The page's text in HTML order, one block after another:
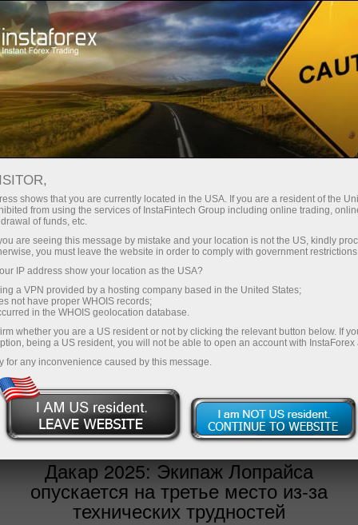
О компании ИнстаСпорт
InstaForex Loprais Team
INSTAFOREX LOPRAIS TEAM
ЖАМОАСИНИНГ
ЯНГИЛИКЛАРИ
очиш
очиш
2025-01-09 14:11:08
Дакар 2025: Экипаж Лопрайса
опускается на третье место из-за
технических трудностей
shows that you are currently located in the USA. If you are a resident of the
from using the services of InstaFintech Group including online trading,
of funds, etc.
are seeing this message by mistake and your location is not the US, kindly
you must leave the website in order to comply with government
IP address show your location as the USA?
a VPN provided by a hosting company based in the United States;
not have proper WHOIS records;
in the WHOIS geolocation database.
whether you are a US resident or not by clicking the relevant button below. If
being a US resident, you will not be able to open an account with InstaForex
for any inconvenience caused by this message.